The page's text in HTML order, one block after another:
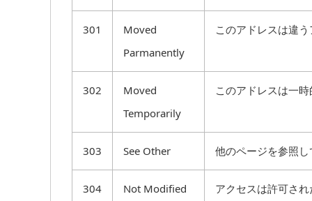
301
Moved
Parmanently
このアドレスは違
302
Moved
Temporarily
このアドレスは一
303 See Other 他のページを参照
304 Not Modified アクセスは許可さ